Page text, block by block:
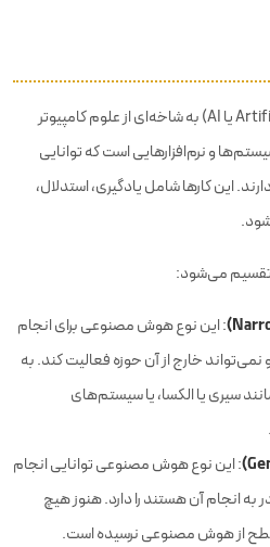
هوش مصنوعی (Artificial Intelligence یا AI) به شاخه‌ای از علوم کامپیوتر
و نرم‌افزارهایی است که توانایی
این کارها شامل یادگیری، استدلال،
می‌شود:
: این نوع هوش مصنوعی برای انجام
خارج از آن حوزه فعالیت کند. به
سیری یا الکسا، یا سیستم‌های
: این نوع هوش مصنوعی توانایی انجام
به انجام آن هستند را دارد. هنوز هیچ
از هوش مصنوعی نرسیده است.